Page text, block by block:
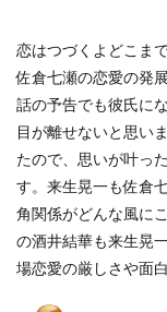
恋はつづくよどこま
佐倉七瀬の恋愛の発
話の予告でも彼氏に
目が離せないと思い
たので、思いが叶っ
す。来生晃一も佐倉
角関係がどんな風に
の酒井結華も来生晃
場恋愛の厳しさや面